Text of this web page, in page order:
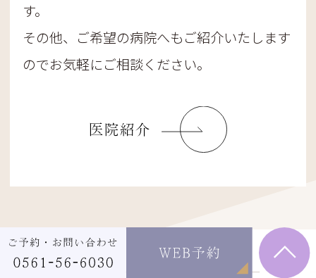
す。
その他、ご希望の病院へもご紹介いたします
のでお気軽にご相談ください。
医院紹介